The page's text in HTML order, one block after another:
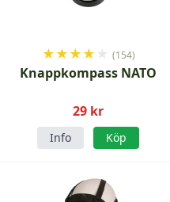
★★★★ ★ (154)
Knappkompass NATO
29 kr
Info Köp